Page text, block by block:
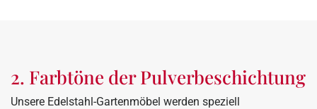
2. Farbtöne der Pulverbeschichtung
Unsere Edelstahl-Gartenmöbel werden speziell